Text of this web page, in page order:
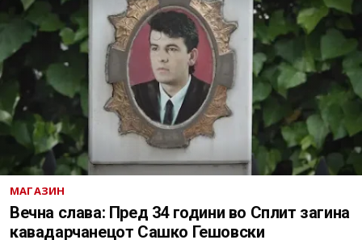
МАГАЗИН
Вечна слава: Пред 34 години во Сплит загина
кавадарчанецот Сашко Гешовски